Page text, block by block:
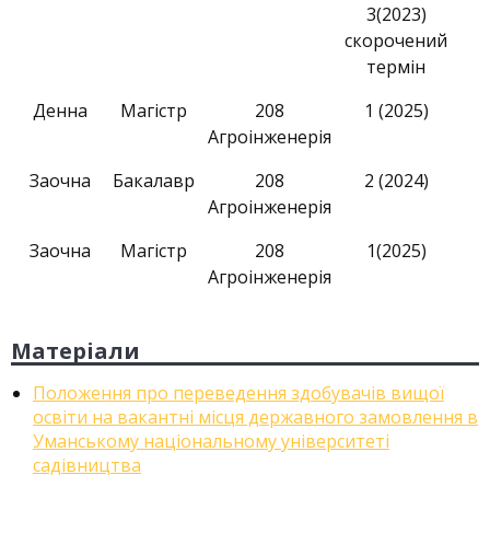
3(2023)
скорочений
термін
Денна
Магістр
208
Агроінженерія
1 (2025)
Заочна Бакалавр
208
Агроінженерія
2 (2024)
Заочна Магістр
208
Агроінженерія
1(2025)
Матеріали
Положення про переведення здобувачів вищої
освіти на вакантні місця державного замовлення в
Уманському національному університеті
садівництва